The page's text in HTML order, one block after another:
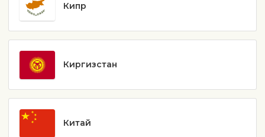
Кипр
Киргизстан
Китай